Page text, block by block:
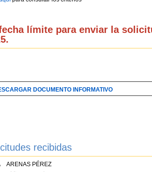
límite para enviar la
DOCUMENTO INFORMATIVO
recibidas
ARENAS PÉREZ